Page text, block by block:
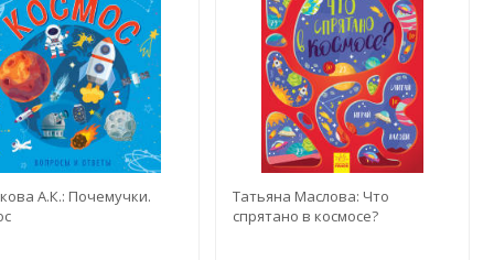
А.К.: Почемучки.
Татьяна Маслова: Что
спрятано в космосе?